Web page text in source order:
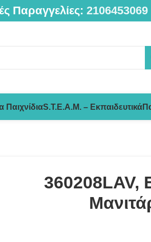
Παραγγελίες: 2106453069
ΠαιχνίδιαS.T.E.A.M. – Εκπαιδευτικά
360208LAV,